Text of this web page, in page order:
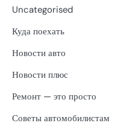
Uncategorised
Куда поехать
Новости авто
Новости плюс
Ремонт — это просто
Советы автомобилистам